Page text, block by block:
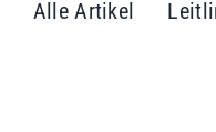
Alle Artikel